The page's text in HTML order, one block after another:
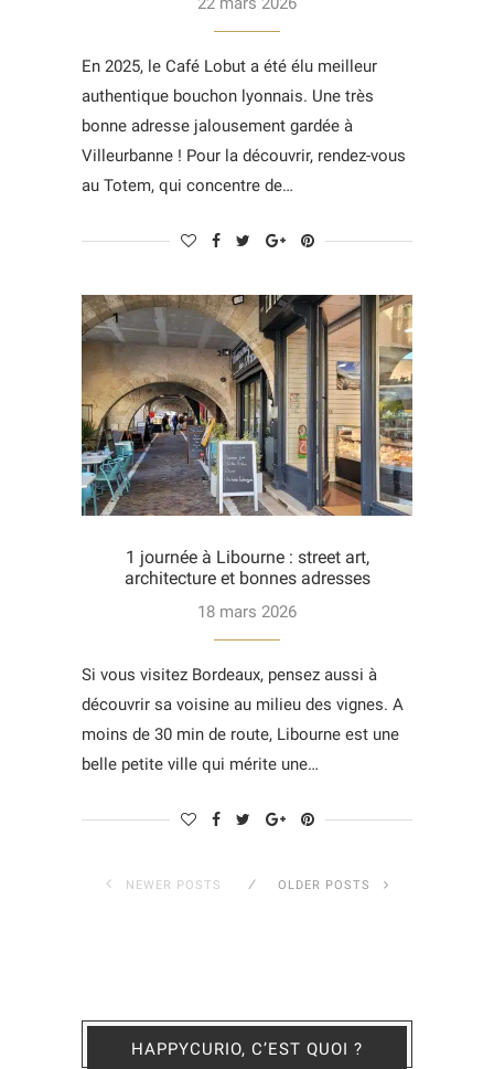
En 2025, le Café Lobut a été élu meilleur
authentique bouchon lyonnais. Une très
bonne adresse jalousement gardée à
Villeurbanne ! Pour la découvrir, rendez-vous
au Totem, qui concentre de…
1 journée à Libourne : street art,
architecture et bonnes adresses
18 mars 2026
Si vous visitez Bordeaux, pensez aussi à
découvrir sa voisine au milieu des vignes. A
moins de 30 min de route, Libourne est une
belle petite ville qui mérite une…
NEWER POSTS OLDER POSTS
HAPPYCURIO, C’EST QUOI ?